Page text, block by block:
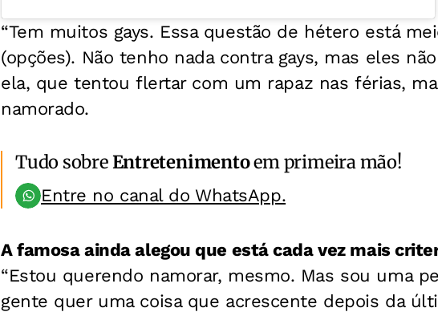
“Tem muitos gays. Essa questão de hétero está
(opções). Não tenho nada contra gays, mas eles
ela, que tentou flertar com um rapaz nas férias,
namorado.
Tudo sobreEntretenimentoem primeira mão!
Entre no canal do WhatsApp.
A famosa ainda alegou que está cada vez mais
“Estou querendo namorar, mesmo. Mas sou uma
gente quer uma coisa que acrescente depois da